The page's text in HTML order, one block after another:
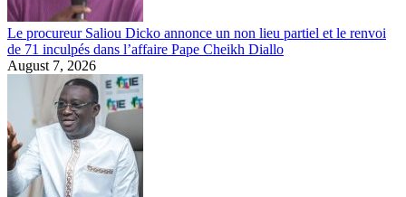
Le procureur Saliou Dicko annonce un non lieu partiel et le renvoi
de 71 inculpés dans l’affaire Pape Cheikh Diallo
August 7, 2026